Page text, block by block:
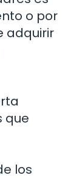
o por
adquirir
que
los